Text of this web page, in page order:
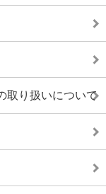
取り扱いについて